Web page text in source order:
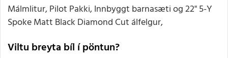
Málmlitur, Pilot Pakki, Innbyggt barnasæti og 22" 5-Y
Spoke Matt Black Diamond Cut álfelgur,
Viltu breyta bíl í pöntun?